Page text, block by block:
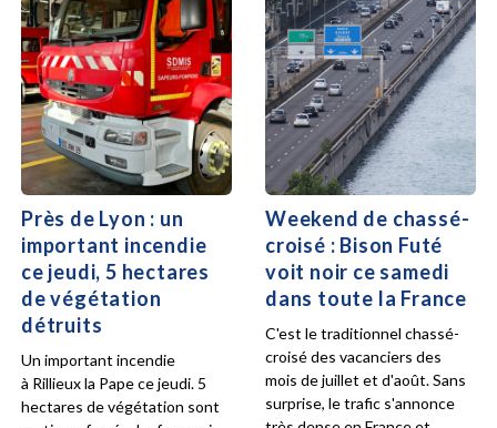
Près de Lyon : un
important incendie
ce jeudi, 5 hectares
de végétation
détruits
Un important incendie
à Rillieux la Pape ce jeudi. 5
hectares de végétation sont
Weekend de chassé-
croisé : Bison Futé
voit noir ce samedi
dans toute la France
C'est le traditionnel chassé-
croisé des vacanciers des
mois de juillet et d'août. Sans
surprise, le trafic s'annonce